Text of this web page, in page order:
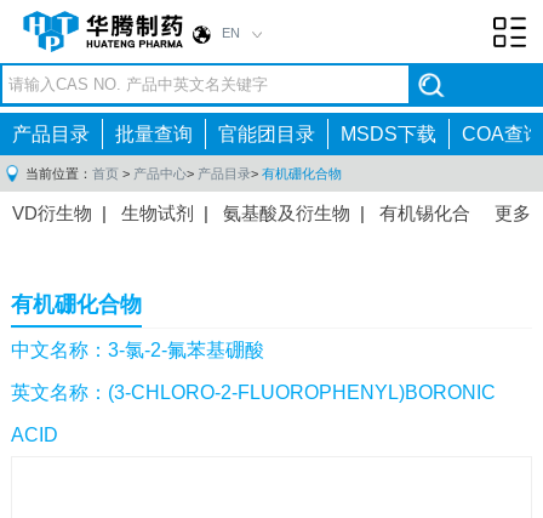
EN
产品目录 批量查询 官能团目录 MSDS下载 COA查询
当前位置： 首页 > 产品中心> 产品目录> 有机硼化合物
更多
VD衍生物 | 生物试剂 | 氨基酸及衍生物 | 有机锡化合
间体|抗高血压药物中间体
感染药物中间体|
体 |抗精神病药物中间体|抗炎药物中间体
药中间体|其他原料药中间体|
有机硼化合物
中文名称：3-氯-2-氟苯基硼酸
英文名称：(3-CHLORO-2-FLUOROPHENYL)BORONIC
ACID